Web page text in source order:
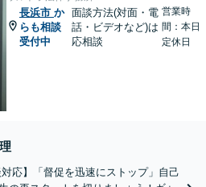
長浜市 か
らも相談
受付中
面談方法(対面・電
話・ビデオなど)は
応相談
営業時
間：本日
定休日
応】「督促を迅速にストップ」自己